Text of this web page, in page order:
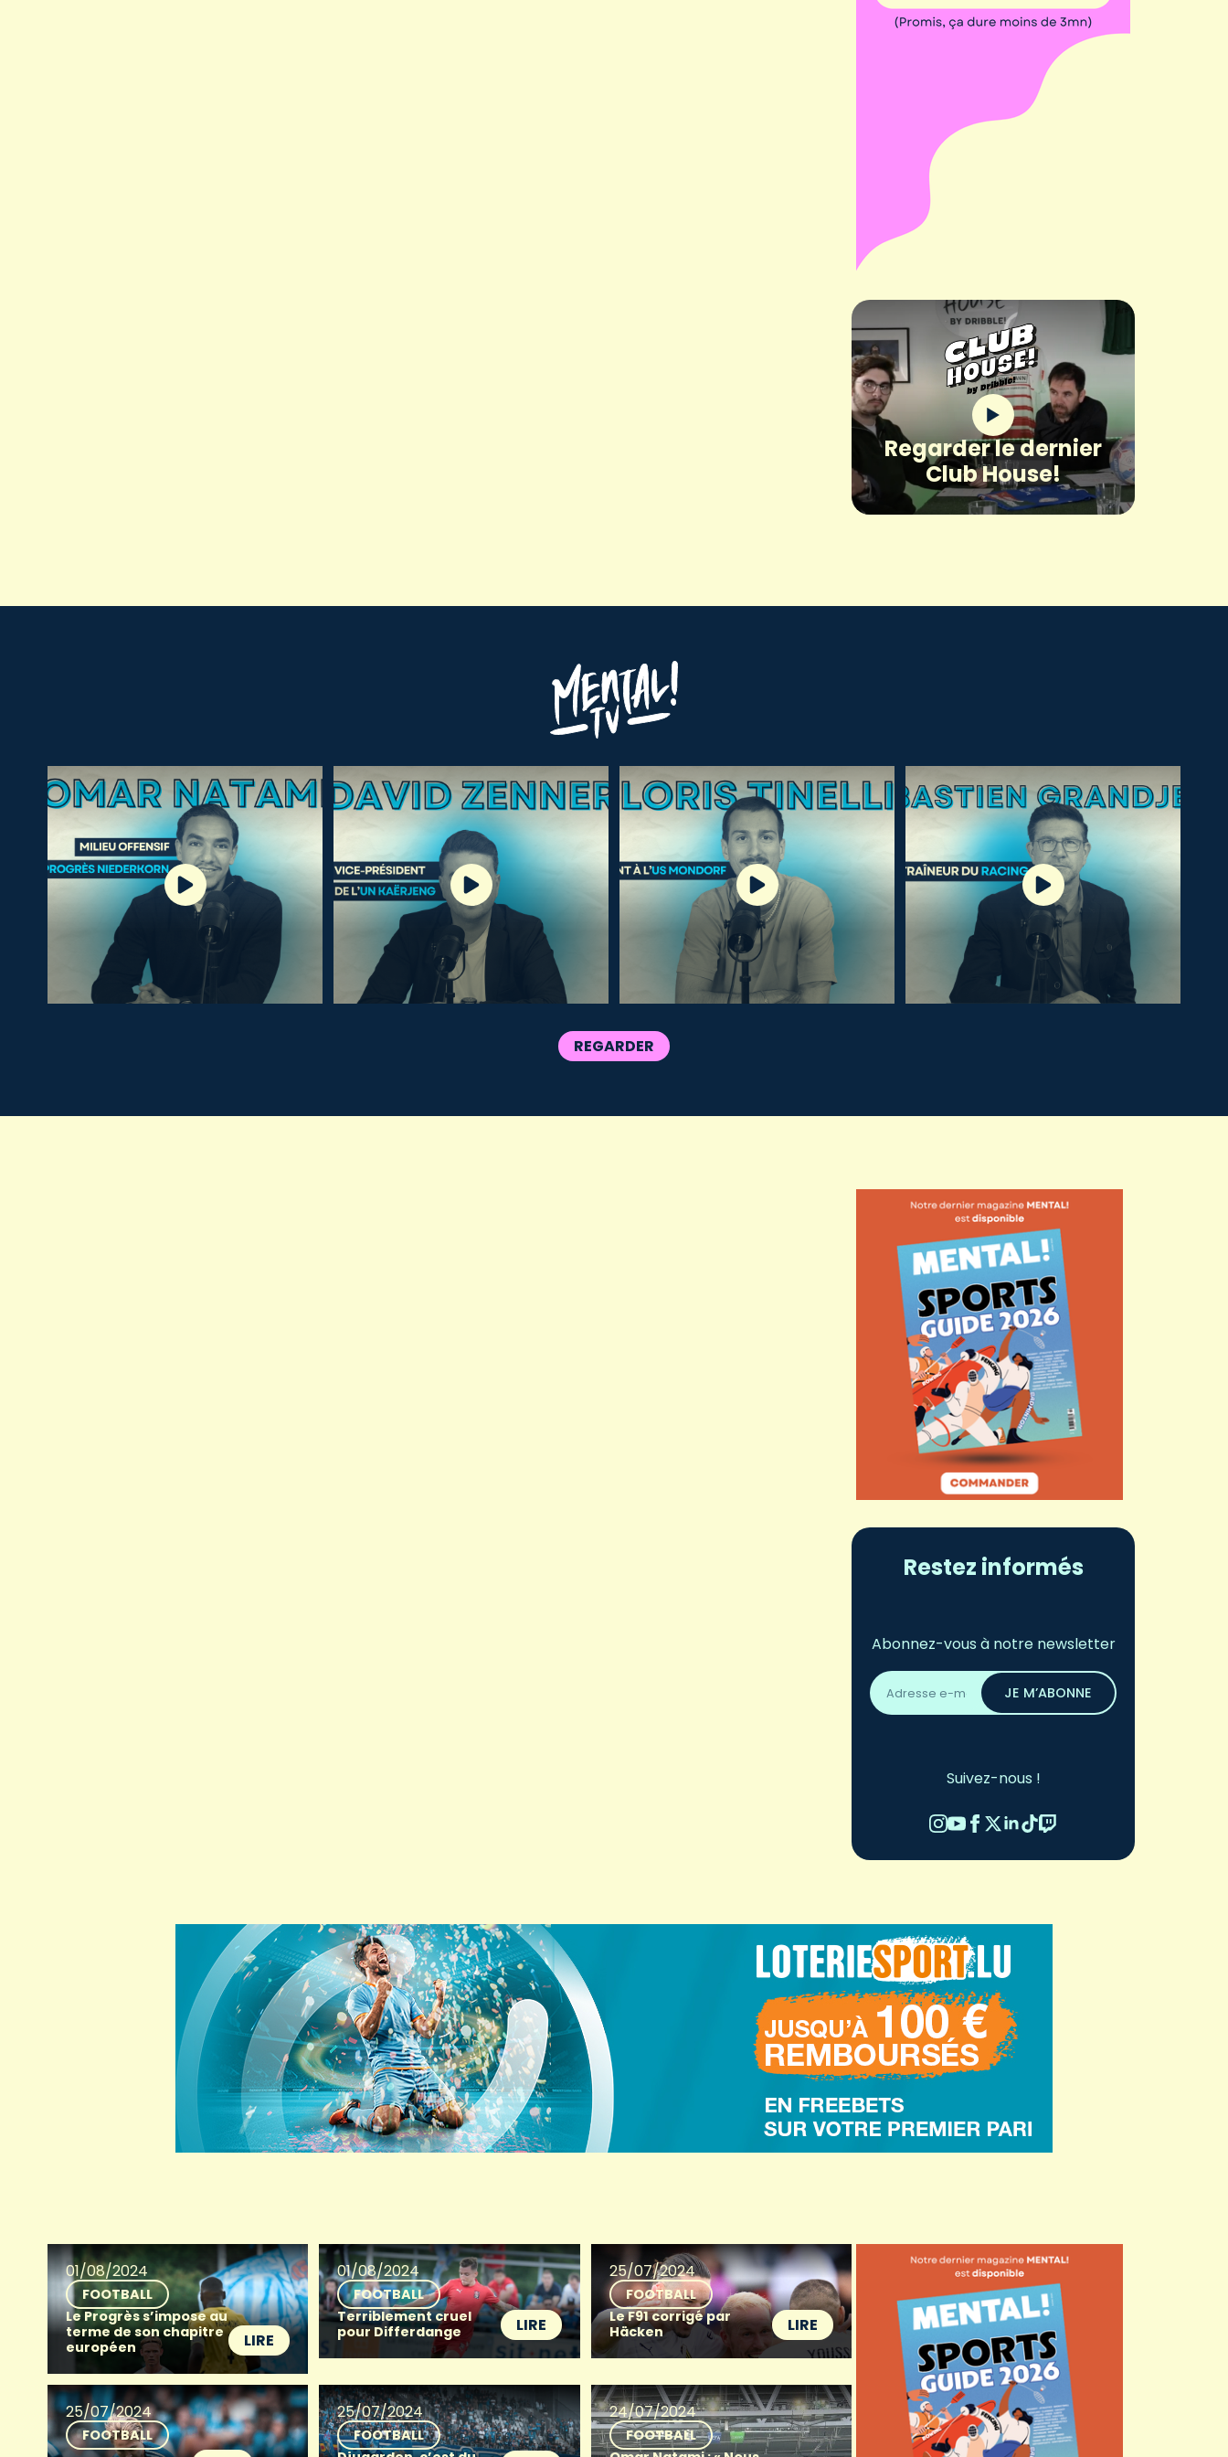
Regarder le dernier
Club House!
REGARDER
Restez informés
Abonnez-vous à notre newsletter
Adresse
email
*
JE M’ABONNE
Suivez-nous !
01/08/2024
FOOTBALL
Le Progrès s’impose au
terme de son chapitre
européen
LIRE
01/08/2024
FOOTBALL
Terriblement cruel
pour Differdange
LIRE
25/07/2024
FOOTBALL
Le F91 corrigé par
Häcken
LIRE
25/07/2024
FOOTBALL
25/07/2024
FOOTBALL
24/07/2024
FOOTBALL